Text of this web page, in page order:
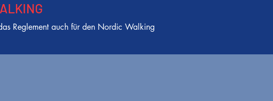
Reglement auch für den Nordic Walking